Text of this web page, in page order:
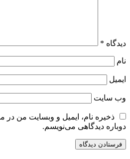
دیدگاه *
نام
ایمیل
وب‌ سایت
ذخیره نام، ایمیل و وبسایت من در
دوباره دیدگاهی می‌نویسم.